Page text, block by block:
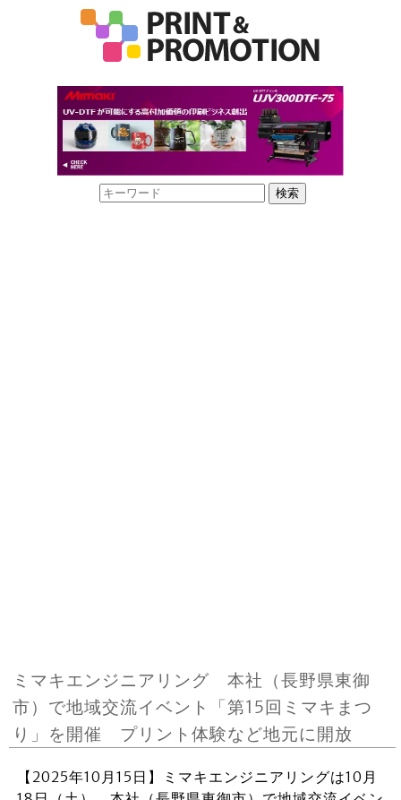
ミマキエンジニアリング 本社（長野県東御
市）で地域交流イベント「第15回ミマキまつ
り」を開催 プリント体験など地元に開放
【2025年10月15日】ミマキエンジニアリングは10月